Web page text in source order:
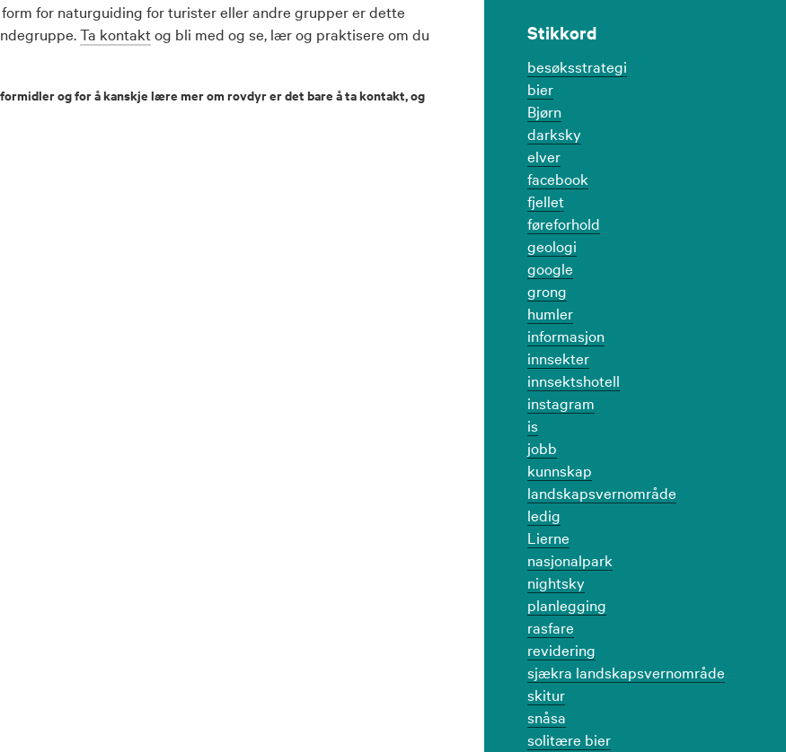
for naturguiding for turister eller andre grupper er dette
Ta kontaktog bli med og se, lær og praktisere om du
og for å kanskje lære mer om rovdyr er det bare å ta kontakt, og
Stikkord
besøksstrategi
bier
Bjørn
darksky
elver
facebook
fjellet
føreforhold
geologi
google
grong
humler
informasjon
innsekter
innsektshotell
instagram
is
jobb
kunnskap
landskapsvernområde
ledig
Lierne
nasjonalpark
nightsky
planlegging
rasfare
revidering
sjækra landskapsvernområde
skitur
snåsa
solitære bier